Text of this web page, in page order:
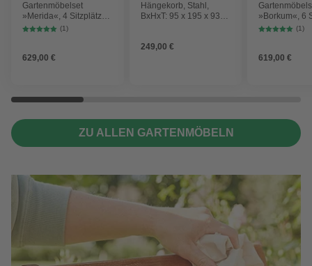
Gartenmöbelset
»Merida«, 4 Sitzplätze,
Holz, inkl. Auflagen
(1)
629,00 €
Hängekorb, Stahl,
BxHxT: 95 x 195 x 93
249,00 €
»Borkum«, 6
(1)
619,00 €
ZU ALLEN GARTENMÖBELN